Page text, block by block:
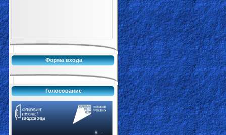
Форма входа
Голосование